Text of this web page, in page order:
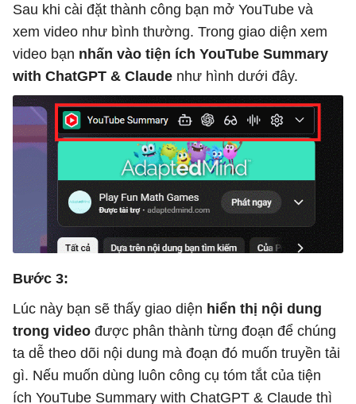
Sau khi cài đặt thành công bạn mở YouTube và
xem video như bình thường. Trong giao diện xem
video bạn nhấn vào tiện ích YouTube Summary
with ChatGPT & Claude như hình dưới đây.
Bước 3:
Lúc này bạn sẽ thấy giao diện hiển thị nội dung
trong video được phân thành từng đoạn để chúng
ta dễ theo dõi nội dung mà đoạn đó muốn truyền tải
gì. Nếu muốn dùng luôn công cụ tóm tắt của tiện
ích YouTube Summary with ChatGPT & Claude thì